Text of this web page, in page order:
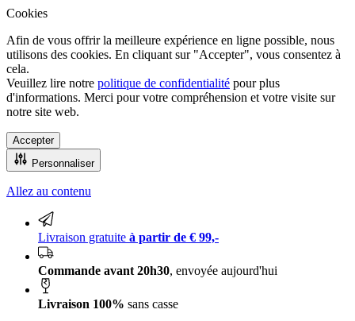
Cookies
Afin de vous offrir la meilleure expérience en ligne possible, nous
utilisons des cookies. En cliquant sur "Accepter", vous consentez à
cela.
Veuillez lire notre politique de confidentialité pour plus
d'informations. Merci pour votre compréhension et votre visite sur
notre site web.
Accepter
Personnaliser
Commande avant 20h30, envoyée aujourd'hui
Allez au contenu
Livraison gratuite à partir de € 99,-
Commande avant 20h30, envoyée aujourd'hui
Livraison 100% sans casse